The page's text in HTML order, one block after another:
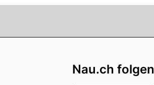
Nau.ch folgen